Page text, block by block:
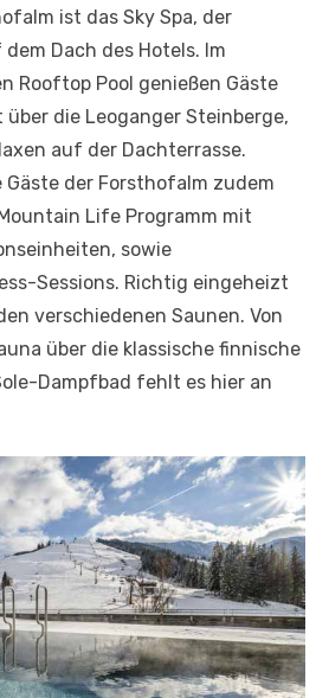
ist das Sky Spa, der
Dach des Hotels. Im
Rooftop Pool genießen Gäste
die Leoganger Steinberge,
auf der Dachterrasse.
der Forsthofalm zudem
Life Programm mit
sowie
Sessions. Richtig eingeheizt
verschiedenen Saunen. Von
über die klassische finnische
Dampfbad fehlt es hier an